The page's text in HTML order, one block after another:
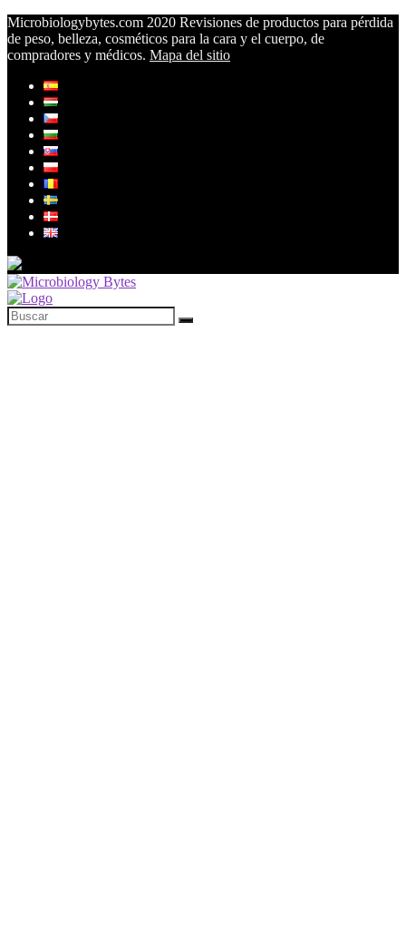
Microbiologybytes.com 2020 Revisiones de productos para pérdida
de peso, belleza, cosméticos para la cara y el cuerpo, de
compradores y médicos. Mapa del sitio